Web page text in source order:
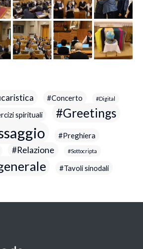
Concerto Digital
spirituali Greetings
Preghiera
Relazione Sottocripta
Tavoli sinodali